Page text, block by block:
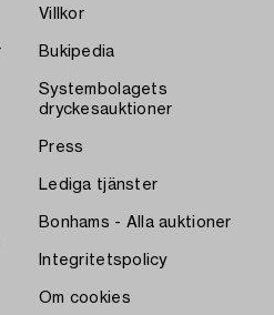
Villkor
Bukipedia
Systembolagets
dryckesauktioner
Press
Lediga tjänster
Bonhams - Alla auktioner
Integritetspolicy
Om cookies